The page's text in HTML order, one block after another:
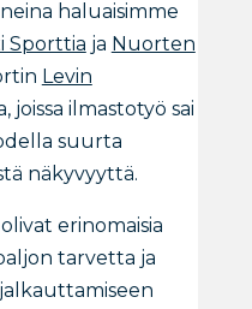
haluaisimme
Sporttia ja Nuorten
Levin
joissa ilmastotyö sai
suurta
näkyvyyttä.
erinomaisia
tarvetta ja